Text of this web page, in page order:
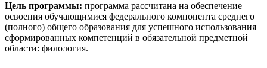
Цель программы: программа рассчитана на обеспечение
освоения обучающимися федерального компонента среднего
(полного) общего образования для успешного использования
сформированных компетенций в обязательной предметной
области: филология.